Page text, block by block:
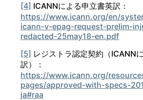
[4] ICANNによる申立書英訳：
https://www.icann.org/en/
icann-v-epag-request-prelim-
redacted-25may18-en.pdf
[5] レジストラ認定契約（ICANN
訳）：
https://www.icann.org/
pages/approved-with-specs-
ja#raa